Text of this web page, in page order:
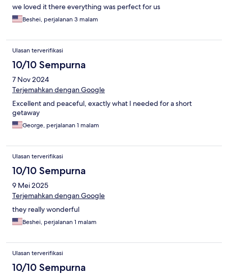
we loved it there everything was perfect for us
Beshei, perjalanan 3 malam
Ulasan terverifikasi
10/10 Sempurna
7 Nov 2024
Terjemahkan dengan Google
Excellent and peaceful, exactly what I needed for a short
getaway
George, perjalanan 1 malam
Ulasan terverifikasi
10/10 Sempurna
9 Mei 2025
Terjemahkan dengan Google
they really wonderful
Beshei, perjalanan 1 malam
Ulasan terverifikasi
10/10 Sempurna